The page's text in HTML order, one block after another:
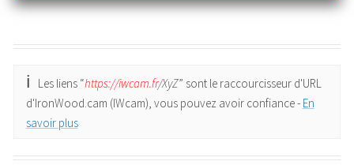
Les liens “https://iwcam.fr/XyZ” sont le raccourcisseur d'URL
d'IronWood.cam (IWcam), vous pouvez avoir confiance - En
savoir plus